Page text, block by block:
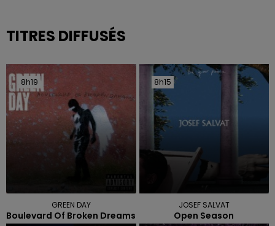
TITRES DIFFUSÉS
8h19
8h19
GREEN DAY
Boulevard Of Broken Dreams
8h15
8h15
JOSEF SALVAT
Open Season